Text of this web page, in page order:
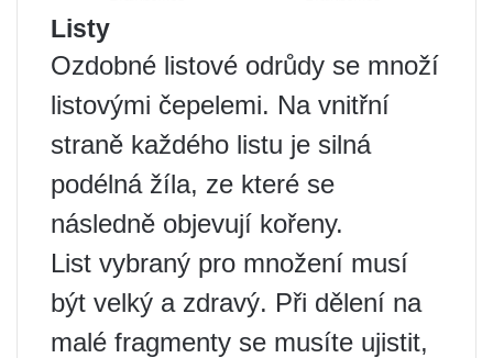
Listy
Ozdobné listové odrůdy se množí
listovými čepelemi. Na vnitřní
straně každého listu je silná
podélná žíla, ze které se
následně objevují kořeny.
List vybraný pro množení musí
být velký a zdravý. Při dělení na
malé fragmenty se musíte ujistit,